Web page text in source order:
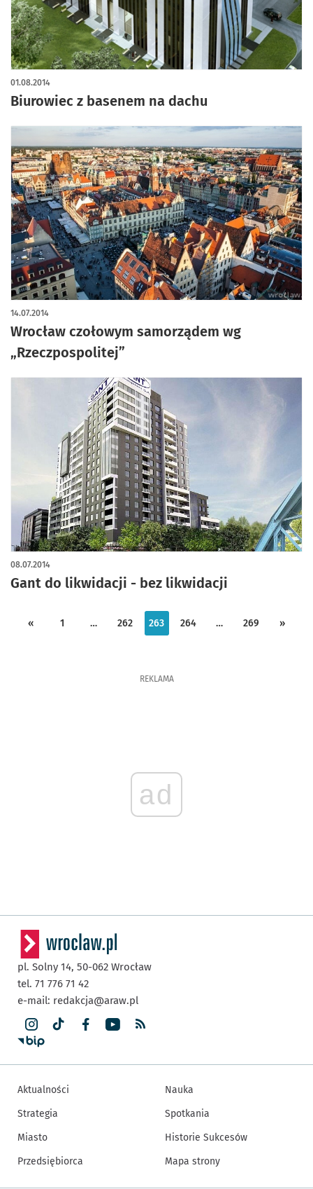
Biurowiec z basenem na dachu
01.08.2014
Wrocław czołowym samorządem wg
„Rzeczpospolitej”
14.07.2014
Gant do likwidacji - bez likwidacji
08.07.2014
« 1 … 262 263 264 … 269 »
REKLAMA
ad
pl. Solny 14, 50-062 Wrocław
tel. 71 776 71 42
e-mail: redakcja@araw.pl
Aktualności
Strategia
Miasto
Przedsiębiorca
Nauka
Spotkania
Historie Sukcesów
Mapa strony